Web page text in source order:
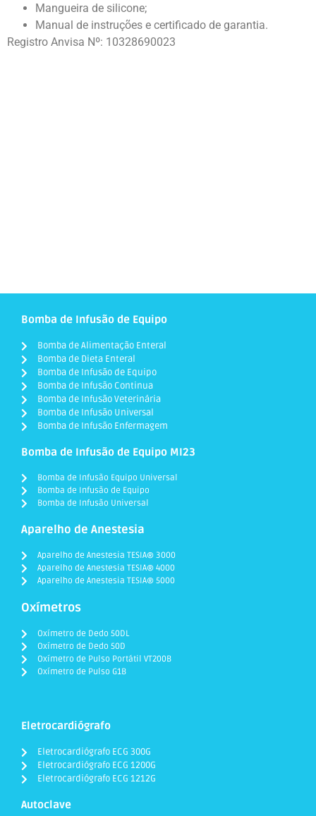
Mangueira de silicone;
Manual de instruções e certificado de garantia.
Registro Anvisa Nº: 10328690023
Bomba de Infusão de Equipo
Bomba de Alimentação Enteral
Bomba de Dieta Enteral
Bomba de Infusão de Equipo
Bomba de Infusão Continua
Bomba de Infusão Veterinária
Bomba de Infusão Universal
Bomba de Infusão Enfermagem
Bomba de Infusão de Equipo MI23
Bomba de Infusão Equipo Universal
Bomba de Infusão de Equipo
Bomba de Infusão Universal
Aparelho de Anestesia
Aparelho de Anestesia TESIA® 3000
Aparelho de Anestesia TESIA® 4000
Aparelho de Anestesia TESIA® 5000
Oxímetros
Oxímetro de Dedo 50DL
Oxímetro de Dedo 50D
Oxímetro de Pulso Portátil VT200B
Oxímetro de Pulso G1B
Eletrocardiógrafo
Eletrocardiógrafo ECG 300G
Eletrocardiógrafo ECG 1200G
Eletrocardiógrafo ECG 1212G
Autoclave